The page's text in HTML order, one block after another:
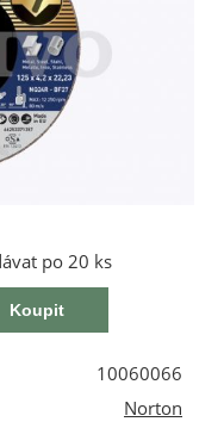
po 20 ks
10060066
Norton